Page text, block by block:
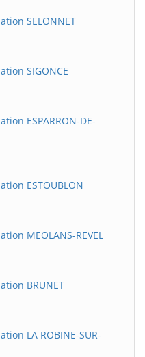
SELONNET
SIGONCE
ESPARRON-DE-
ESTOUBLON
MEOLANS-REVEL
BRUNET
LA ROBINE-SUR-